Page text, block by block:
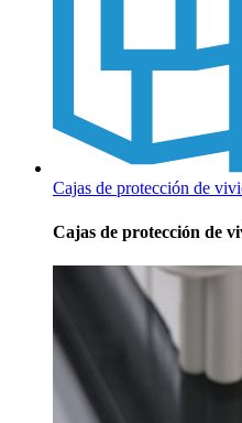
Cajas de protección de
Cajas de protección de